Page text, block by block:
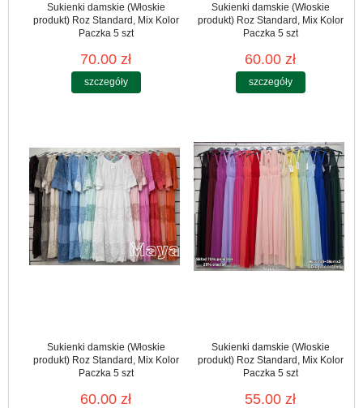
Sukienki damskie (Włoskie
produkt) Roz Standard, Mix Kolor
Paczka 5 szt
70.00 zł
szczegóły
Sukienki damskie (Włoskie
produkt) Roz Standard, Mix Kolor
Paczka 5 szt
60.00 zł
szczegóły
Sukienki damskie (Włoskie
produkt) Roz Standard, Mix Kolor
Paczka 5 szt
60.00 zł
Sukienki damskie (Włoskie
produkt) Roz Standard, Mix Kolor
Paczka 5 szt
55.00 zł